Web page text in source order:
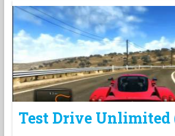
Test Drive Unlimited